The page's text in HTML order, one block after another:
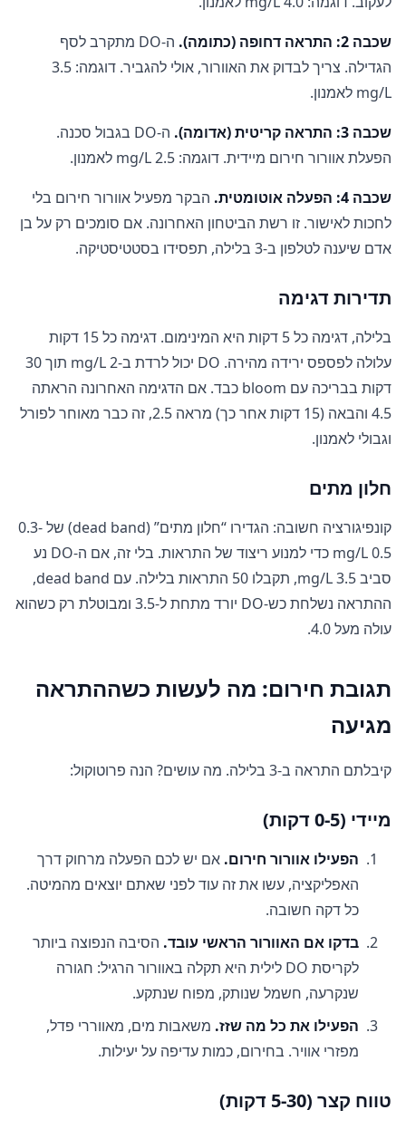
שכבה 2: התראה דחופה (כתומה).
ה-DO מתקרב לסף
הגדילה. צריך לבדוק את האוורור, אולי להגביר. דוגמה: 3.5
mg/L לאמנון.
שכבה 3: התראה קריטית (אדומה).
ה-DO בגבול סכנה.
הפעלת אוורור חירום מיידית. דוגמה: 2.5 mg/L לאמנון.
שכבה 4: הפעלה אוטומטית.
הבקר מפעיל אוורור חירום בלי
לחכות לאישור. זו רשת הביטחון האחרונה. אם סומכים רק על בן
אדם שיענה לטלפון ב-3 בלילה, תפסידו בסטטיסטיקה.
תדירות דגימה
בלילה, דגימה כל 5 דקות היא המינימום. דגימה כל 15 דקות
עלולה לפספס ירידה מהירה. DO יכול לרדת ב-2 mg/L תוך 30
דקות בבריכה עם bloom כבד. אם הדגימה האחרונה הראתה
4.5 והבאה (15 דקות אחר כך) מראה 2.5, זה כבר מאוחר לפורל
וגבולי לאמנון.
חלון מתים
קונפיגורציה חשובה: הגדירו “חלון מתים” (dead band) של 0.3-
0.5 mg/L כדי למנוע ריצוד של התראות. בלי זה, אם ה-DO נע
סביב 3.5 mg/L, תקבלו 50 התראות בלילה. עם dead band,
ההתראה נשלחת כש-DO יורד מתחת ל-3.5 ומבוטלת רק כשהוא
עולה מעל 4.0.
תגובת חירום: מה לעשות כשההתראה
מגיעה
קיבלתם התראה ב-3 בלילה. מה עושים? הנה פרוטוקול:
מיידי (0-5 דקות)
הפעילו אוורור חירום. אם יש לכם הפעלה מרחוק דרך
האפליקציה, עשו את זה עוד לפני שאתם יוצאים מהמיטה.
כל דקה חשובה.
בדקו אם האוורור הראשי עובד. הסיבה הנפוצה ביותר
לקריסת DO לילית היא תקלה באוורור הרגיל: חגורה
שנקרעה, חשמל שנותק, מפוח שנתקע.
הפעילו את כל מה שזז. משאבות מים, מאווררי פדל,
מפזרי אוויר. בחירום, כמות עדיפה על יעילות.
טווח קצר (5-30 דקות)